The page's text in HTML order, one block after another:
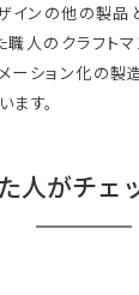
インの他の製品
人のクラフト
ーション化の製
す。
人がチェ